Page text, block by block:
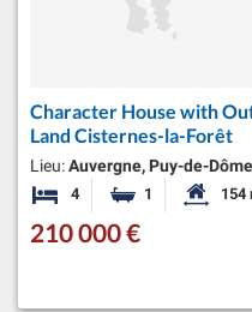
Character House with
Land Cisternes-la-Forêt
Lieu:Auvergne, Puy-de-
4 Chambres1 Salle de bain
154
210 000 €